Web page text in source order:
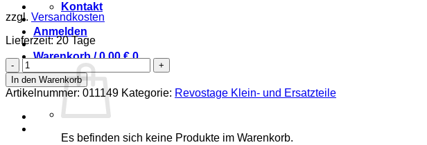
Kontakt
Anmelden
Warenkorb /0,00€ 0
Es befinden sich keine Produkte im Warenkorb.
zzgl. Versandkosten
Lieferzeit:20 Tage
Revostage
Vorhangclip
Menge
In den Warenkorb
Artikelnummer: 011149 Kategorie: Revostage Klein- und Ersatzteile